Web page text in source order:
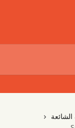
الشائعة